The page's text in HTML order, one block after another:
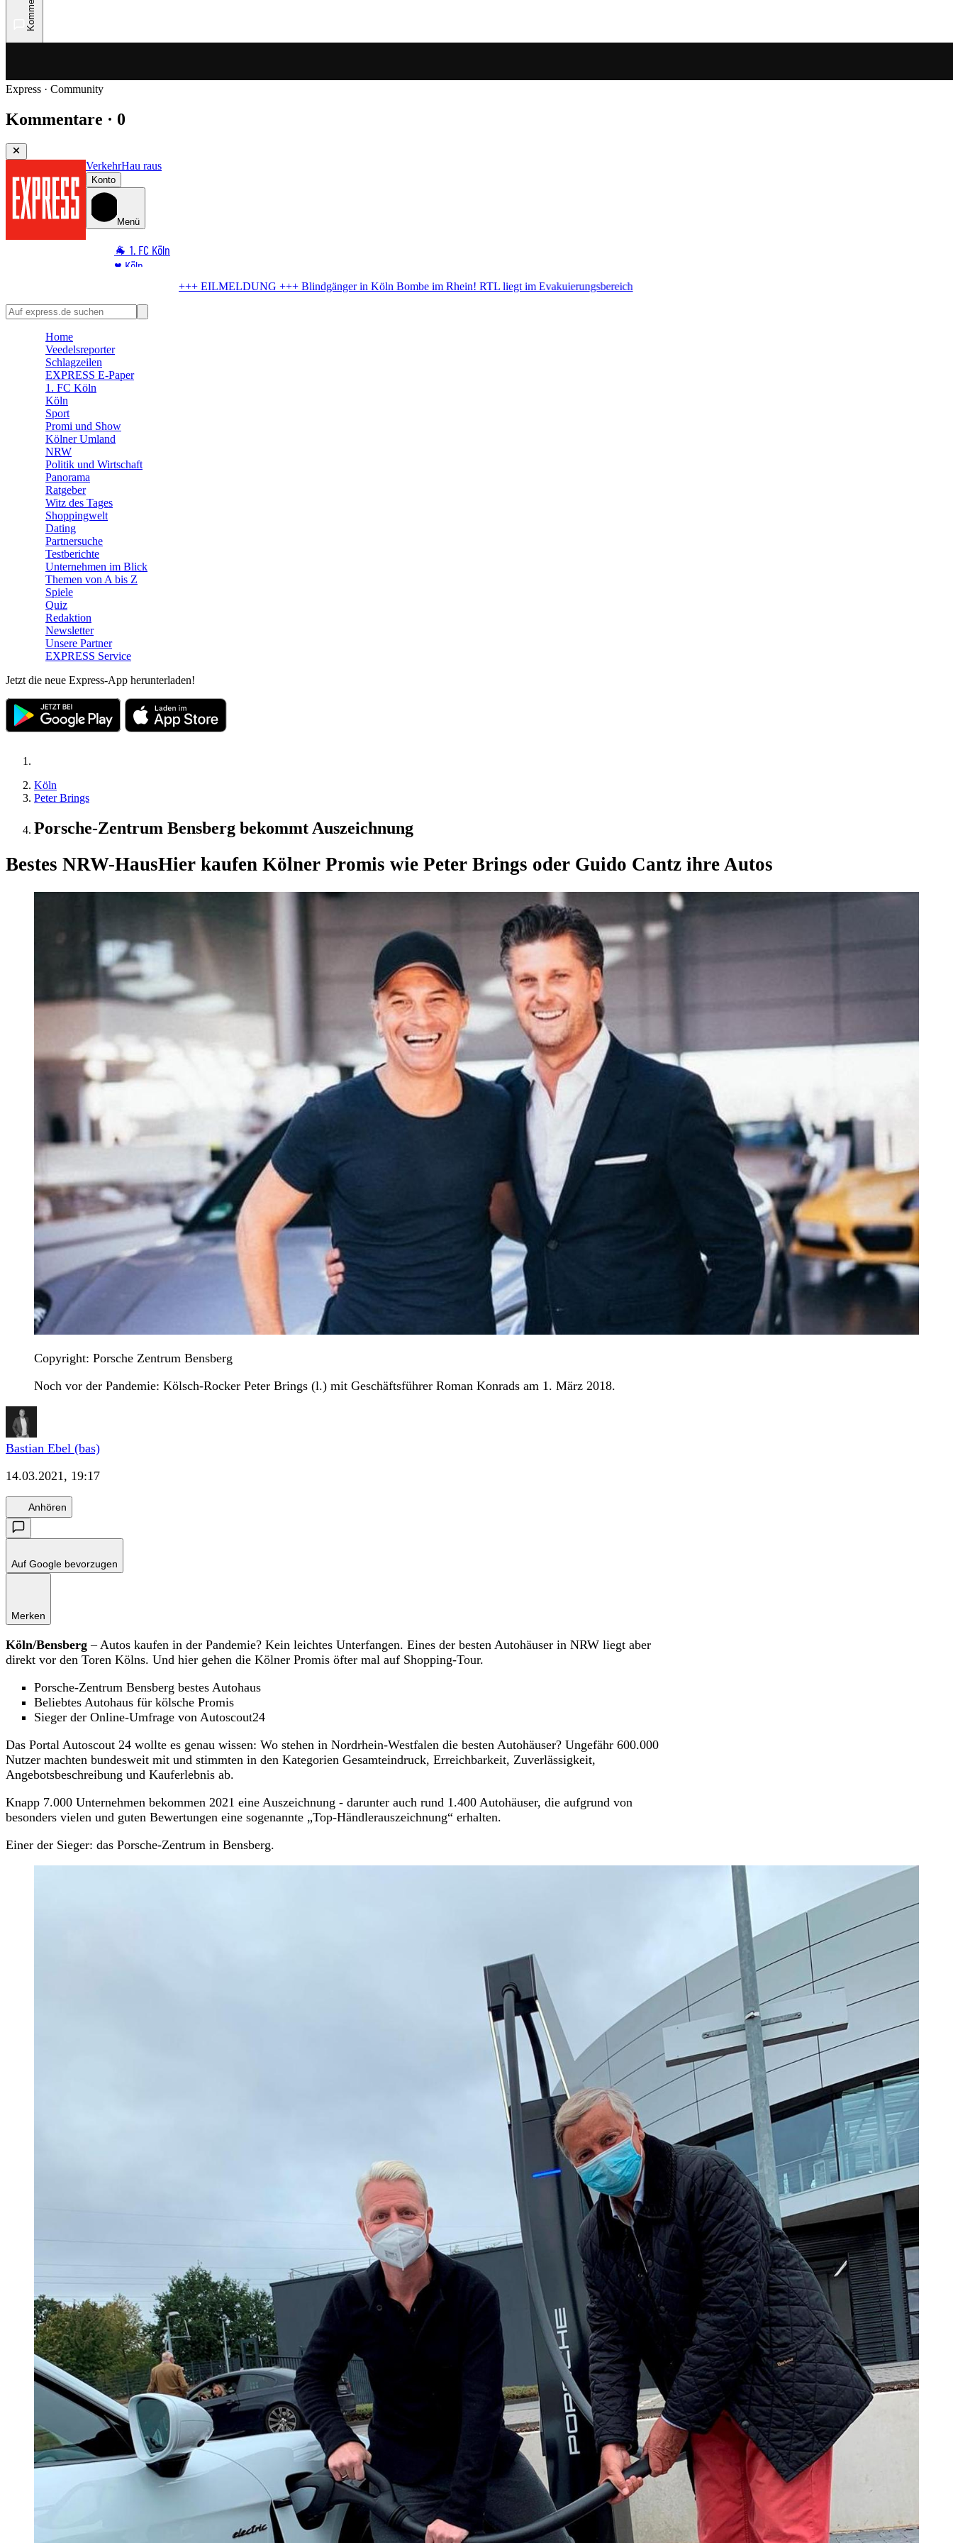
Express · Community
Kommentare · 0
VerkehrHau raus
Konto
Menü
🐐 1. FC Köln
♥️ Köln
🏆 Sport
🛒 Shoppingwelt
Bombe im Rhein! RTL liegt im Evakuierungsbereich
Home
Veedelsreporter
Schlagzeilen
EXPRESS E-Paper
1. FC Köln
Köln
Sport
Promi und Show
Kölner Umland
NRW
Politik und Wirtschaft
Panorama
Ratgeber
Witz des Tages
Shoppingwelt
Dating
Partnersuche
Testberichte
Unternehmen im Blick
Themen von A bis Z
Spiele
Quiz
Redaktion
Newsletter
Unsere Partner
EXPRESS Service
Jetzt die neue Express-App herunterladen!
Köln
Peter Brings
Porsche-Zentrum Bensberg bekommt Auszeichnung
Bestes NRW-HausHier kaufen Kölner Promis wie Peter Brings oder Guido Cantz ihre Autos
Copyright: Porsche Zentrum Bensberg
Noch vor der Pandemie: Kölsch-Rocker Peter Brings (l.) mit Geschäftsführer Roman Konrads am 1. März 2018.
Bastian Ebel (bas)
14.03.2021, 19:17
Anhören
Auf Google bevorzugen
Merken
Köln/Bensberg – Autos kaufen in der Pandemie? Kein leichtes Unterfangen. Eines der besten Autohäuser in NRW liegt aber
direkt vor den Toren Kölns. Und hier gehen die Kölner Promis öfter mal auf Shopping-Tour.
Porsche-Zentrum Bensberg bestes Autohaus
Beliebtes Autohaus für kölsche Promis
Sieger der Online-Umfrage von Autoscout24
Das Portal Autoscout 24 wollte es genau wissen: Wo stehen in Nordrhein-Westfalen die besten Autohäuser? Ungefähr 600.000
Nutzer machten bundesweit mit und stimmten in den Kategorien Gesamteindruck, Erreichbarkeit, Zuverlässigkeit,
Angebotsbeschreibung und Kauferlebnis ab.
Knapp 7.000 Unternehmen bekommen 2021 eine Auszeichnung - darunter auch rund 1.400 Autohäuser, die aufgrund von
besonders vielen und guten Bewertungen eine sogenannte „Top-Händlerauszeichnung“ erhalten.
Einer der Sieger: das Porsche-Zentrum in Bensberg.